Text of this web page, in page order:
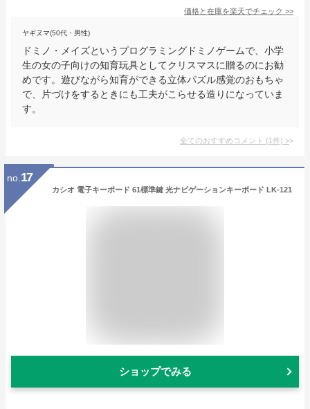
価格と在庫を楽天でチェック >>
ヤギヌマ(50代・男性)
ドミノ・メイズというプログラミングドミノゲームで、小学
生の女の子向けの知育玩具としてクリスマスに贈るのにお勧
めです。遊びながら知育ができる立体パズル感覚のおもちゃ
で、片づけをするときにも工夫がこらせる造りになっていま
す。
全てのおすすめコメント (1件) >
no. 17
カシオ 電子キーボード 61標準鍵 光ナビゲーションキーボード LK-121
ショップでみる